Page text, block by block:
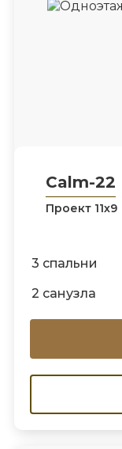
Calm-22
Проект 11х9
3 спальни
2 санузла